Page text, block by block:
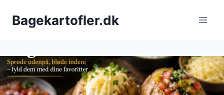
Bagekartofler.dk